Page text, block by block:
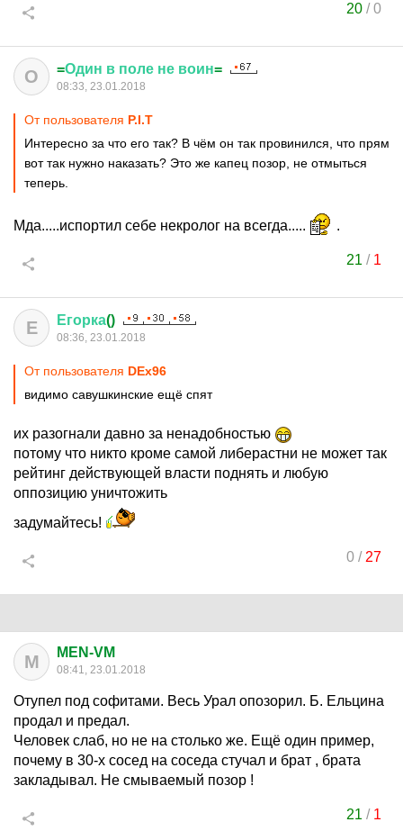
20 /0
О =Один в поле не воин=
08:33, 23.01.2018
От пользователя P.I.T
Интересно за что его так? В чём он так провинился, что прям
вот так нужно наказать? Это же капец позор, не отмыться
теперь.
Мда.....испортил себе некролог на всегда..... .
21 / 1
Е Егорка()
08:36, 23.01.2018
От пользователя DEx96
видимо савушкинские ещё спят
их разогнали давно за ненадобностью
потому что никто кроме самой либерастни не может так
рейтинг действующей власти поднять и любую
оппозицию уничтожить
задумайтесь!
0 / 27
M MEN-VM
08:41, 23.01.2018
Отупел под софитами. Весь Урал опозорил. Б. Ельцина
продал и предал.
Человек слаб, но не на столько же. Ещё один пример,
почему в 30-х сосед на соседа стучал и брат , брата
закладывал. Не смываемый позор !
21 / 1